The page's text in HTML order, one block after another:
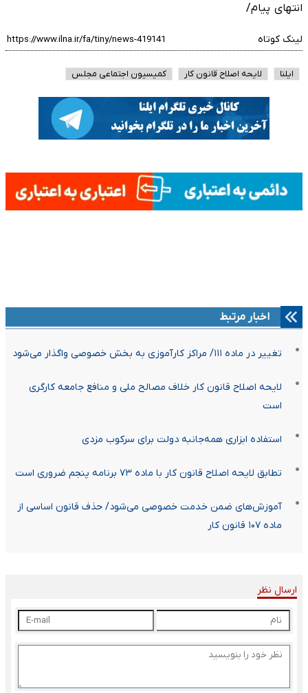
انتهای پیام/
لینک کوتاه
ایلنا لایحه اصلاح قانون كار کمیسیون اجتماعی مجلس
اخبار مرتبط
تغییر در ماده ۱۱۱/ مراکز کارآموزی به بخش خصوصی واگذار می‌شود
لایحه اصلاح قانون کار خلاف مصالح ملی و منافع جامعه کارگری
است
استفاده ابزاری همه‌جانبه دولت برای سرکوب مزدی
تطابق لایحه اصلاح قانون کار با ماده ۷۳ برنامه پنجم ضروری است
آموزش‌های ضمن خدمت خصوصی می‌شود/ حذف قانون اساسی از
ماده ۱۰۷ قانون کار
ارسال نظر